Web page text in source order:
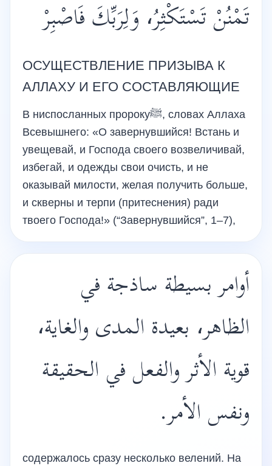
تَمْنُنْ تَسْتَكْثِرُ، وَلِرَبِّكَ فَاصْبِرْ
ОСУЩЕСТВЛЕНИЕ ПРИЗЫВА К
АЛЛАХУ И ЕГО СОСТАВЛЯЮЩИЕ
В ниспосланных пророкуﷺ, словах Аллаха
Всевышнего: «О завернувшийся! Встань и
увещевай, и Господа своего возвеличивай,
избегай, и одежды свои очисть, и не
оказывай милости, желая получить больше,
и скверны и терпи (притеснения) ради
твоего Господа!» (“Завернувшийся”, 1–7),
أوامر بسيطة ساذجة في
الظاهر، بعيدة المدى والغاية،
قوية الأثر والفعل في الحقيقة
ونفس الأمر.
содержалось сразу несколько велений. На